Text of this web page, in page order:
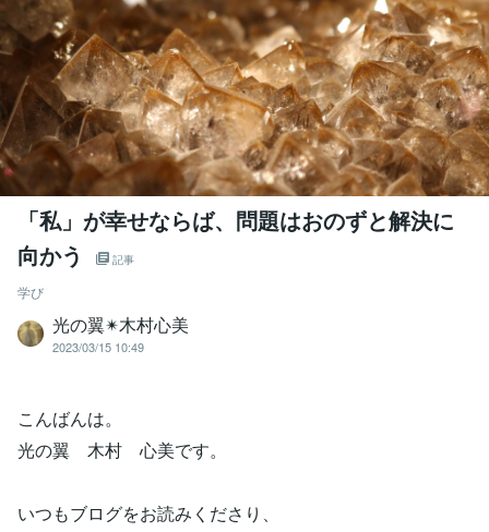
「私」が幸せならば、問題はおのずと解決に
向かう
記事
学び
光の翼✴︎木村心美
2023/03/15 10:49
こんばんは。
光の翼 木村 心美です。
いつもブログをお読みくださり、